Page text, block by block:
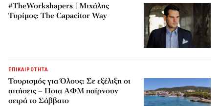
#TheWorkshapers | Μιχάλης
Τυρίμος: The Capacitor Way
ΕΠΙΚΑΙΡΟΤΗΤΑ
Τουρισμός για Όλους: Σε εξέλιξη οι
αιτήσεις – Ποια ΑΦΜ παίρνουν
σειρά το Σάββατο